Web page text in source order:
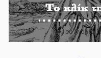
Το κλίκ
Του Ανδρέα